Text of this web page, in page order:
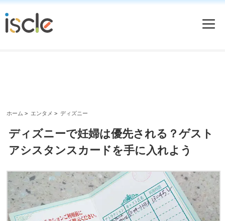
ホーム > エンタメ > ディズニー
ディズニーで妊婦は優先される？ゲスト
アシスタンスカードを手に入れよう